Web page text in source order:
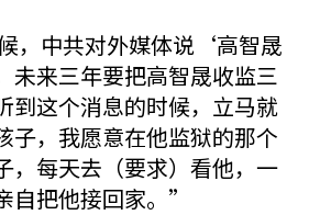
，中共对外媒体说‘高智晟
未来三年要把高智晟收监三
这个消息的时候，立马就
子，我愿意在他监狱的那个
，每天去（要求）看他，一
自把他接回家。”